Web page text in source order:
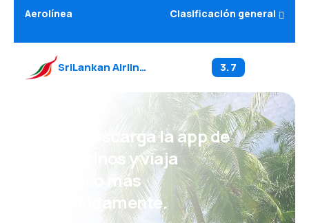
Aerolínea Clasificación general
SriLankan Airlines 3.7
¡Eh! Descarga la app de
eDestinos y viaja
incluso más
cómodamente.